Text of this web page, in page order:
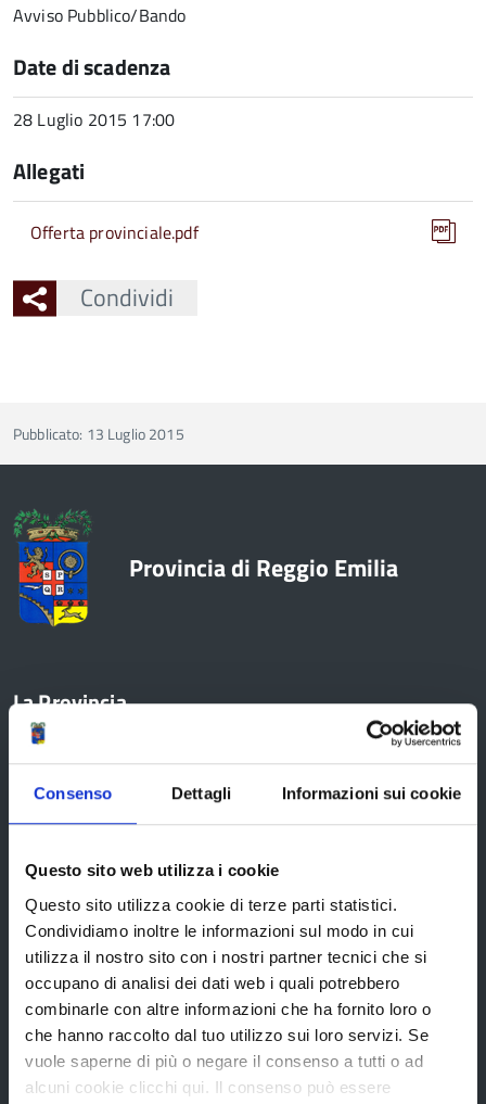
Consenso Dettagli Informazioni sui cookie
Questo sito web utilizza i cookie
Questo sito utilizza cookie di terze parti statistici.
Condividiamo inoltre le informazioni sul modo in cui
utilizza il nostro sito con i nostri partner tecnici che si
occupano di analisi dei dati web i quali potrebbero
combinarle con altre informazioni che ha fornito loro o
che hanno raccolto dal tuo utilizzo sui loro servizi. Se
vuole saperne di più o negare il consenso a tutti o ad
alcuni cookie clicchi qui. Il consenso può essere
Avviso Pubblico/Bando
Date di scadenza
28 Luglio 2015 17:00
Allegati
Offerta provinciale.pdf
Condividi
Pubblicato: 13 Luglio 2015
Provincia di Reggio Emilia
La Provincia
Storia della Provincia
Edifici e Parchi
Elezioni
Bandi e avvisi